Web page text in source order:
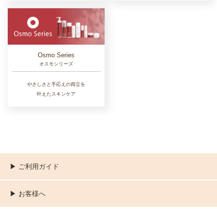
Osmo Series
オスモシリーズ
やさしさと手応えの両立を
叶えたスキンケア
▶︎ ご利用ガイド
ご利用ガイド
決済／配送／送料について
取り扱い商品一覧
顧客情報の取扱について
特定商取引法の表記
▶︎ お客様へ